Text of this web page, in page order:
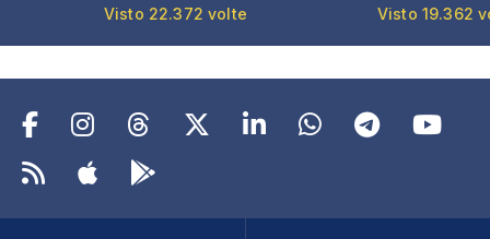
Visto 22.372 volte Visto 19.362